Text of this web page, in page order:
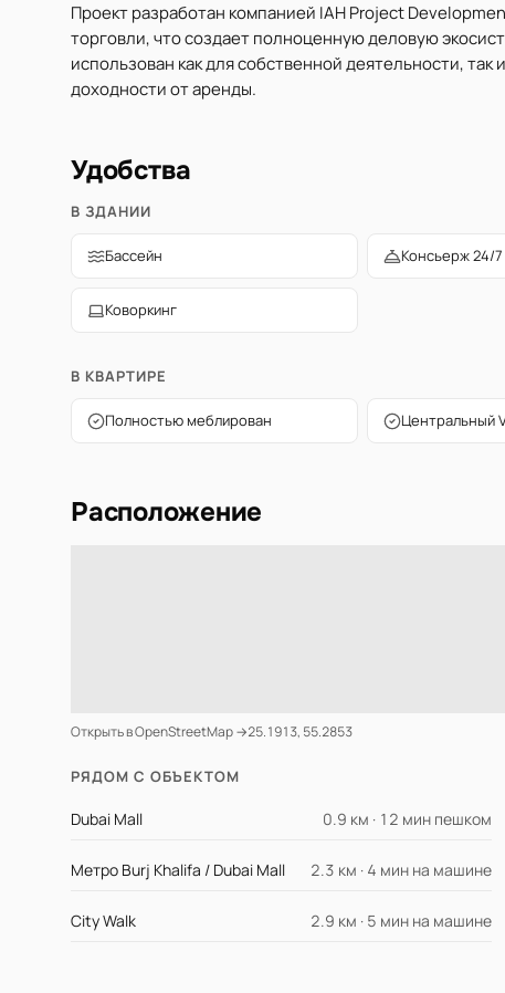
Проект разработан компанией IAH Project
торговли, что создает полноценную деловую
использован как для собственной деятельности,
доходности от аренды.
Удобства
В ЗДАНИИ
Бассейн Консьерж 24/7
Коворкинг
В КВАРТИРЕ
Полностью меблирован Центральный
Расположение
Открыть в OpenStreetMap →25.1913, 55.2853
РЯДОМ С ОБЪЕКТОМ
Dubai Mall 0.9 км · 12 мин пешком
Метро Burj Khalifa / Dubai Mall 2.3 км · 4 мин на машине
City Walk 2.9 км · 5 мин на машине